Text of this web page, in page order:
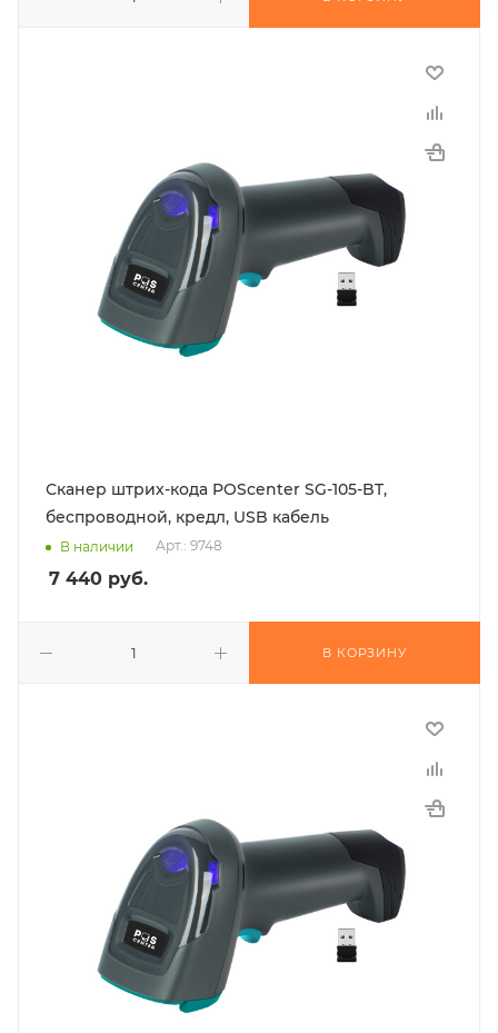
Сканер штрих-кода POScenter SG-105-BT,
беспроводной, кредл, USB кабель
В наличии Арт.: 9748
7 440 руб.
В КОРЗИНУ